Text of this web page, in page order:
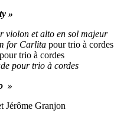
»
violon et alto en sol majeur
for Carlita pour trio à cordes
pour trio à cordes
pour trio à cordes
»
Jérôme Granjon